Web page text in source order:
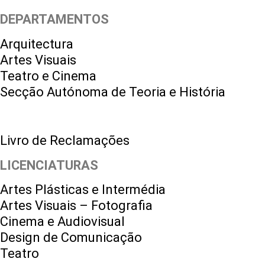
DEPARTAMENTOS
Arquitectura
Artes Visuais
Teatro e Cinema
Secção Autónoma de Teoria e História
Livro de Reclamações
LICENCIATURAS
Artes Plásticas e Intermédia
Artes Visuais – Fotografia
Cinema e Audiovisual
Design de Comunicação
Teatro